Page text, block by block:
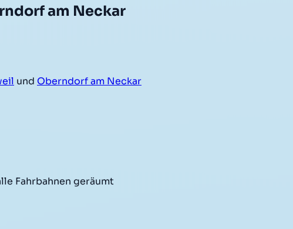
am Neckar
und Oberndorf am Neckar
Fahrbahnen geräumt